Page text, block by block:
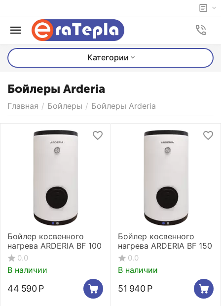
Категории
Бойлеры Arderia
Главная / Бойлеры / Бойлеры Arderia
Бойлер косвенного
нагрева ARDERIA BF 100
0.0
В наличии
44 590 Р
Бойлер косвенного
нагрева ARDERIA BF 150
0.0
В наличии
51 940 Р